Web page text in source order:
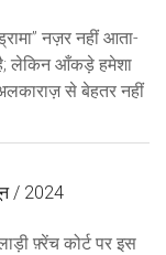
नज़र नहीं आता-
लेकिन आँकड़े हमेशा
से बेहतर नहीं
/ 2024
फ़्रेंच कोर्ट पर इस